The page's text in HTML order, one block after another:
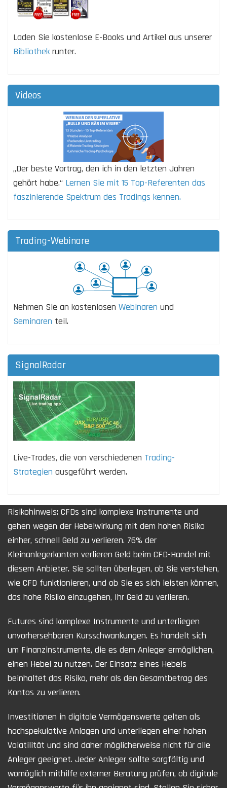
Laden Sie kostenlose E-Books und Artikel aus unserer
Bibliothekrunter.
Videos
„Der beste Vortrag, den ich in den letzten Jahren
gehört habe.“ Lernen Sie mit 15 Top-Referenten das
faszinierende Spektrum des Tradings kennen.
Trading-Webinare
Nehmen Sie an kostenlosen Webinaren und
Seminaren teil.
SignalRadar
Live-Trades, die von verschiedenen Trading-
Strategien ausgeführt werden.
Risikohinweis: CFDs sind komplexe Instrumente und
gehen wegen der Hebelwirkung mit dem hohen Risiko
einher, schnell Geld zu verlieren. 76% der
Kleinanlegerkonten verlieren Geld beim CFD-Handel mit
diesem Anbieter. Sie sollten überlegen, ob Sie verstehen,
wie CFD funktionieren, und ob Sie es sich leisten können,
das hohe Risiko einzugehen, Ihr Geld zu verlieren.
Futures sind komplexe Instrumente und unterliegen
unvorhersehbaren Kursschwankungen. Es handelt sich
um Finanzinstrumente, die es dem Anleger ermöglichen,
einen Hebel zu nutzen. Der Einsatz eines Hebels
beinhaltet das Risiko, mehr als den Gesamtbetrag des
Kontos zu verlieren.
Investitionen in digitale Vermögenswerte gelten als
hochspekulative Anlagen und unterliegen einer hohen
Volatilität und sind daher möglicherweise nicht für alle
Anleger geeignet. Jeder Anleger sollte sorgfältig und
womöglich mithilfe externer Beratung prüfen, ob digitale